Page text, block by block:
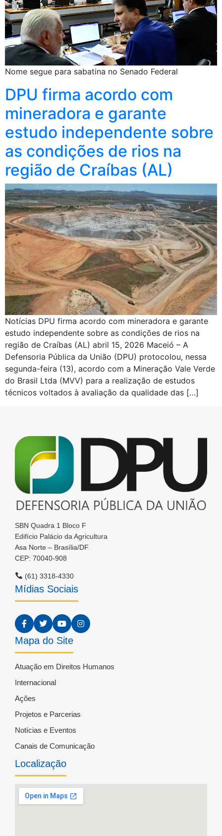
Nome segue para sabatina no Senado Federal
DPU firma acordo com
mineradora e garante
estudo independente sobre
as condições de rios na
região de Craíbas (AL)
Notícias DPU firma acordo com mineradora e garante
estudo independente sobre as condições de rios na
região de Craíbas (AL) abril 15, 2026 Maceió – A
Defensoria Pública da União (DPU) protocolou, nessa
segunda-feira (13), acordo com a Mineração Vale Verde
do Brasil Ltda (MVV) para a realização de estudos
técnicos voltados à avaliação da qualidade das […]
SBN Quadra 1 Bloco F
Edifício Palácio da Agricultura
Asa Norte – Brasília/DF
CEP: 70040-908
(61) 3318-4330
Mídias Sociais
Mapa do Site
Atuação em Direitos Humanos
Internacional
Ações
Projetos e Parcerias
Notícias e Eventos
Canais de Comunicação
Localização